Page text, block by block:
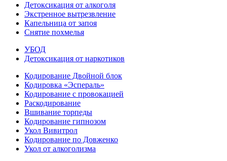
Детоксикация от алкоголя
Экстренное вытрезвление
Капельница от запоя
Снятие похмелья
УБОД
Детоксикация от наркотиков
Кодирование Двойной блок
Кодировка «Эспераль»
Кодирование с провокацией
Раскодирование
Вшивание торпеды
Кодирование гипнозом
Укол Вивитрол
Кодирование по Довженко
Укол от алкоголизма